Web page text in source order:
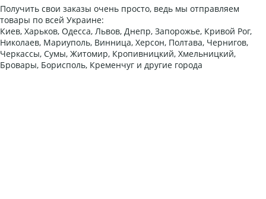
Получить свои заказы очень просто, ведь мы отправляем
товары по всей Украине:
Киев, Харьков, Одесса, Львов, Днепр, Запорожье, Кривой Рог,
Николаев, Мариуполь, Винница, Херсон, Полтава, Чернигов,
Черкассы, Сумы, Житомир, Кропивницкий, Хмельницкий,
Бровары, Борисполь, Кременчуг и другие города